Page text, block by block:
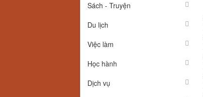
Sách - Truyện
Du lịch
Việc làm
Học hành
Dịch vụ